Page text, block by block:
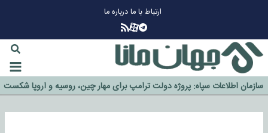
ارتباط با مادرباره ما
چرا طلا دوباره افزایشی شد؟
گزینه جدایی اوسمار روی میز مدیران پرسپولیس
آیا رئیس جمهور آمریکا قانون را دور می‌زند؟
اخراج رسمی چهره نامدار از پرسپولیس